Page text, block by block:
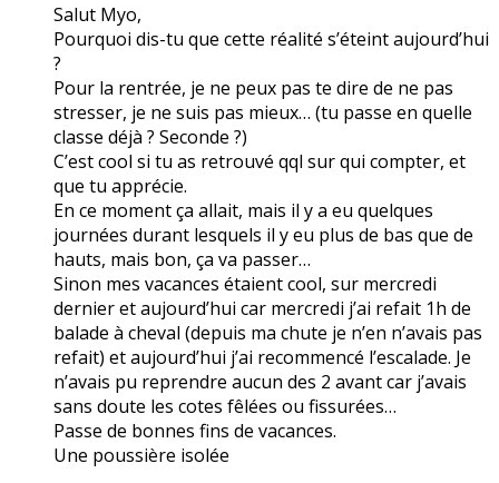
Salut Myo,
Pourquoi dis-tu que cette réalité s’éteint aujourd’hui
?
Pour la rentrée, je ne peux pas te dire de ne pas
stresser, je ne suis pas mieux… (tu passe en quelle
classe déjà ? Seconde ?)
C’est cool si tu as retrouvé qql sur qui compter, et
que tu apprécie.
En ce moment ça allait, mais il y a eu quelques
journées durant lesquels il y eu plus de bas que de
hauts, mais bon, ça va passer…
Sinon mes vacances étaient cool, sur mercredi
dernier et aujourd’hui car mercredi j’ai refait 1h de
balade à cheval (depuis ma chute je n’en n’avais pas
refait) et aujourd’hui j’ai recommencé l’escalade. Je
n’avais pu reprendre aucun des 2 avant car j’avais
sans doute les cotes fêlées ou fissurées…
Passe de bonnes fins de vacances.
Une poussière isolée